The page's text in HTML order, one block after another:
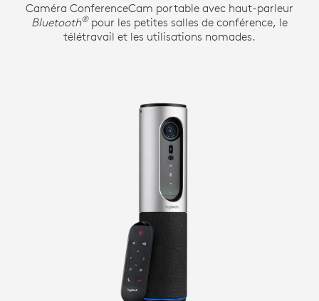
Caméra ConferenceCam portable avec haut-parleur
Bluetooth®pour les petites salles de conférence, le
télétravail et les utilisations nomades.